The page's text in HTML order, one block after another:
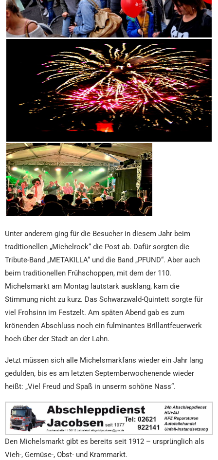
Unter anderem ging für die Besucher in diesem Jahr beim
traditionellen „Michelrock“ die Post ab. Dafür sorgten die
Tribute-Band „METAKILLA“ und die Band „PFUND“. Aber auch
beim traditionellen Frühschoppen, mit dem der 110.
Michelsmarkt am Montag lautstark ausklang, kam die
Stimmung nicht zu kurz. Das Schwarzwald-Quintett sorgte für
viel Frohsinn im Festzelt. Am späten Abend gab es zum
krönenden Abschluss noch ein fulminantes Brillantfeuerwerk
hoch über der Stadt an der Lahn.
Jetzt müssen sich alle Michelsmarkfans wieder ein Jahr lang
gedulden, bis es am letzten Septemberwochenende wieder
heißt: „Viel Freud und Spaß in unserm schöne Nass“.
Den Michelsmarkt gibt es bereits seit 1912 – ursprünglich als
Vieh-, Gemüse-, Obst- und Krammarkt.